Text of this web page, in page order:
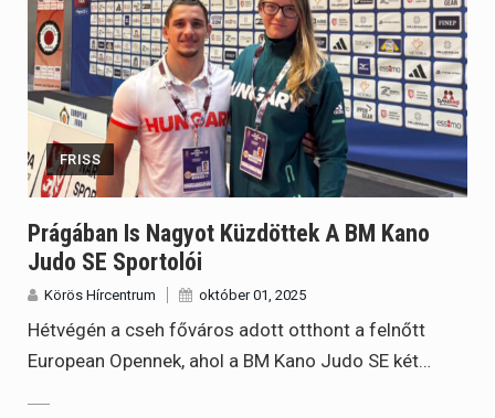
FRISS
Prágában Is Nagyot Küzdöttek A BM Kano
Judo SE Sportolói
Körös Hírcentrum október 01, 2025
Hétvégén a cseh főváros adott otthont a felnőtt
European Opennek, ahol a BM Kano Judo SE két…